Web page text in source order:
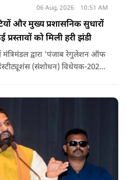
06 Aug, 2026 10:51 AM
और मुख्य प्रशासनिक सुधारों
को मिली हरी झंडी
द्वारा 'पंजाब रेगुलेशन ऑफ
(संशोधन) विधेयक-2026'